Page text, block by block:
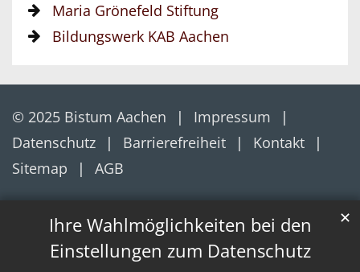
Ihre Wahlmöglichkeiten bei den
Einstellungen zum Datenschutz
✕
Maria Grönefeld Stiftung
Bildungswerk KAB Aachen
© 2025 Bistum Aachen
Impressum
Datenschutz
Barrierefreiheit
Kontakt
Sitemap
AGB